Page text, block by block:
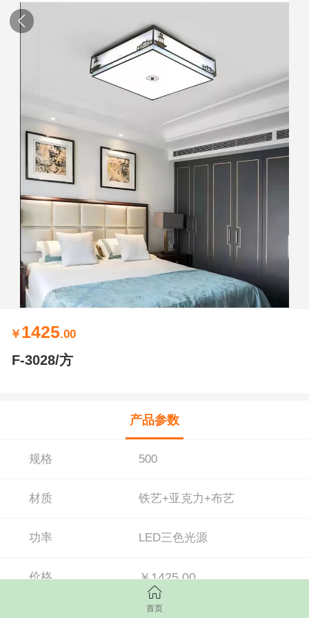
￥ 1425.00
F-3028/方
产品参数
规格 500
材质 铁艺+亚克力+布艺
功率 LED三色光源
价格 ￥1425.00
首页